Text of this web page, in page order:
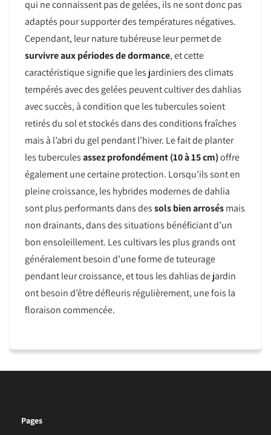
qui ne connaissent pas de gelées, ils ne sont donc pas
adaptés pour supporter des températures négatives.
Cependant, leur nature tubéreuse leur permet de
survivre aux périodes de dormance, et cette
caractéristique signifie que les jardiniers des climats
tempérés avec des gelées peuvent cultiver des dahlias
avec succès, à condition que les tubercules soient
retirés du sol et stockés dans des conditions fraîches
mais à l’abri du gel pendant l’hiver. Le fait de planter
les tuberculesassez profondément (10 à 15 cm)offre
également une certaine protection. Lorsqu’ils sont en
pleine croissance, les hybrides modernes de dahlia
sont plus performants dans dessols bien arrosésmais
non drainants, dans des situations bénéficiant d’un
bon ensoleillement. Les cultivars les plus grands ont
généralement besoin d’une forme de tuteurage
pendant leur croissance, et tous les dahlias de jardin
ont besoin d’être défleuris régulièrement, une fois la
floraison commencée.
Pages